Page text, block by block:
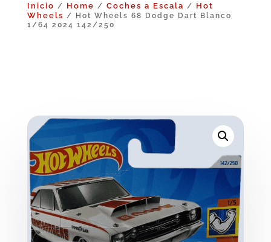
Inicio / Home / Coches a Escala / Hot
Wheels / Hot Wheels 68 Dodge Dart Blanco
1/64 2024 142/250